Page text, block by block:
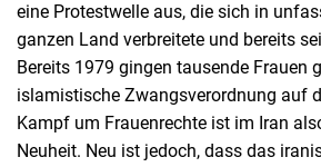
eine Protestwelle aus, die sich in
ganzen Land verbreitete und bereits
Bereits 1979 gingen tausende Frauen
islamistische Zwangsverordnung auf
Kampf um Frauenrechte ist im Iran
Neuheit. Neu ist jedoch, dass das